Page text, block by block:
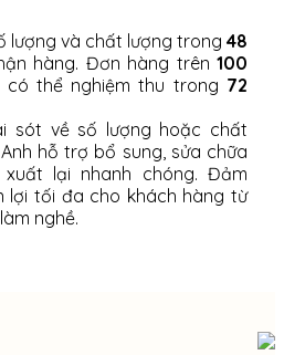
lượng và chất lượng trong 48
hàng. Đơn hàng trên 100
có thể nghiệm thu trong 72
sót về số lượng hoặc chất
hỗ trợ bổ sung, sửa chữa
lại nhanh chóng. Đảm
lợi tối đa cho khách hàng từ
làm nghề.